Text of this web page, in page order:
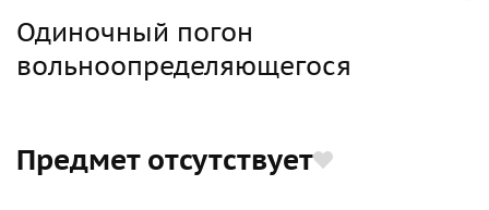
Одиночный погон
вольноопределяющегося
Предмет отсутствует